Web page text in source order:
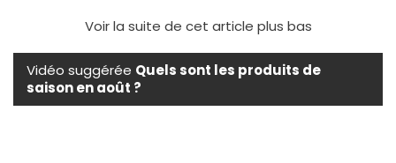
Voir la suite de cet article plus bas
Vidéo suggérée Quels sont les produits de
saison en août ?